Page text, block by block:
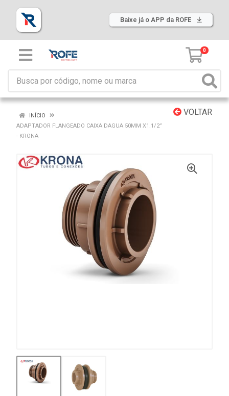
Baixe já o APP da ROFE
0
VOLTAR
INÍCIO
ADAPTADOR FLANGEADO CAIXA DAGUA 50MM X1.1/2”
- KRONA